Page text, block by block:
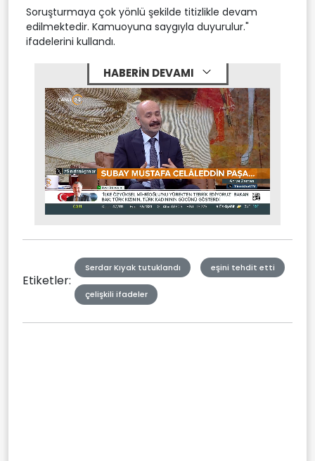
Soruşturmaya çok yönlü şekilde titizlikle devam
edilmektedir. Kamuoyuna saygıyla duyurulur."
ifadelerini kullandı.
HABERİN DEVAMI
Mute Stream
Etiketler:
Serdar Kıyak tutuklandı eşini tehdit etti
çelişkili ifadeler